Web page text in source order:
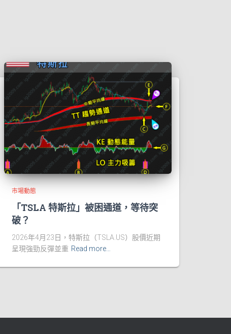
市場動態
「TSLA 特斯拉」被困通道，等待突
破？
2026年4月23日，特斯拉（TSLA.US）股價近期
呈現強勁反彈並重 Read more…